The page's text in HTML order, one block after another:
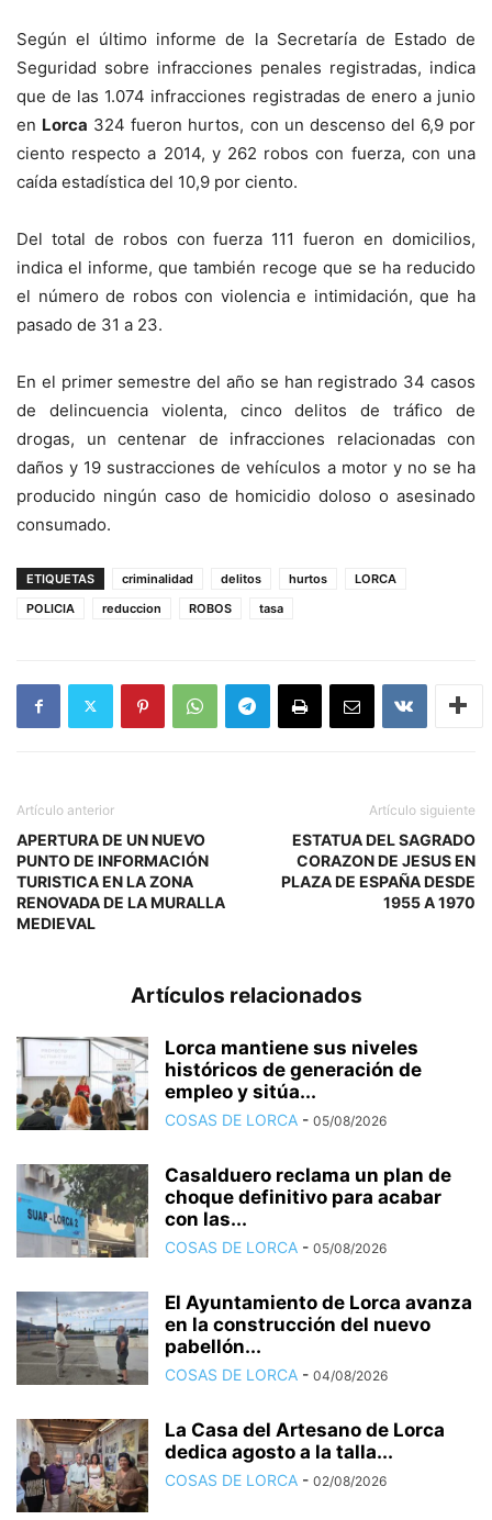
Según el último informe de la Secretaría de Estado de
Seguridad sobre infracciones penales registradas, indica
que de las 1.074 infracciones registradas de enero a junio
en Lorca 324 fueron hurtos, con un descenso del 6,9 por
ciento respecto a 2014, y 262 robos con fuerza, con una
caída estadística del 10,9 por ciento.
Del total de robos con fuerza 111 fueron en domicilios,
indica el informe, que también recoge que se ha reducido
el número de robos con violencia e intimidación, que ha
pasado de 31 a 23.
En el primer semestre del año se han registrado 34 casos
de delincuencia violenta, cinco delitos de tráfico de
drogas, un centenar de infracciones relacionadas con
daños y 19 sustracciones de vehículos a motor y no se ha
producido ningún caso de homicidio doloso o asesinado
consumado.
ETIQUETAS criminalidad delitos hurtos
LORCA
POLICIA
reduccion ROBOS tasa
Artículo anterior
APERTURA DE UN NUEVO
PUNTO DE INFORMACIÓN
TURISTICA EN LA ZONA
RENOVADA DE LA MURALLA
MEDIEVAL
Artículo siguiente
ESTATUA DEL SAGRADO
CORAZON DE JESUS EN
PLAZA DE ESPAÑA DESDE
1955 A 1970
Artículos relacionados
Lorca mantiene sus niveles
históricos de generación de
empleo y sitúa...
COSAS DE LORCA - 05/08/2026
Casalduero reclama un plan de
choque definitivo para acabar
con las...
COSAS DE LORCA - 05/08/2026
El Ayuntamiento de Lorca avanza
en la construcción del nuevo
pabellón...
COSAS DE LORCA - 04/08/2026
La Casa del Artesano de Lorca
dedica agosto a la talla...
COSAS DE LORCA - 02/08/2026